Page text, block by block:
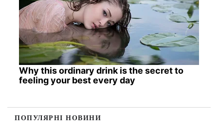
Why this ordinary drink is the secret to
feeling your best every day
ПОПУЛЯРНІ НОВИНИ